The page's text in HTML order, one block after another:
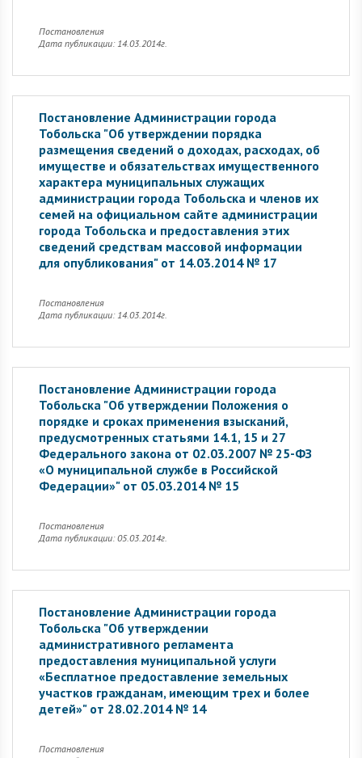
Постановления
Дата публикации: 14.03.2014г.
Постановление Администрации города
Тобольска "Об утверждении порядка
размещения сведений о доходах, расходах, об
имуществе и обязательствах имущественного
характера муниципальных служащих
администрации города Тобольска и членов их
семей на официальном сайте администрации
города Тобольска и предоставления этих
сведений средствам массовой информации
для опубликования" от 14.03.2014 № 17
Постановления
Дата публикации: 14.03.2014г.
Постановление Администрации города
Тобольска "Об утверждении Положения о
порядке и сроках применения взысканий,
предусмотренных статьями 14.1, 15 и 27
Федерального закона от 02.03.2007 № 25-ФЗ
«О муниципальной службе в Российской
Федерации»" от 05.03.2014 № 15
Постановления
Дата публикации: 05.03.2014г.
Постановление Администрации города
Тобольска "Об утверждении
административного регламента
предоставления муниципальной услуги
«Бесплатное предоставление земельных
участков гражданам, имеющим трех и более
детей»" от 28.02.2014 № 14
Постановления